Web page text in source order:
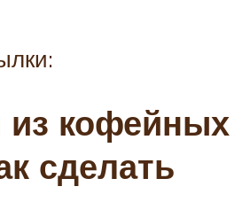
из кофейных
сделать